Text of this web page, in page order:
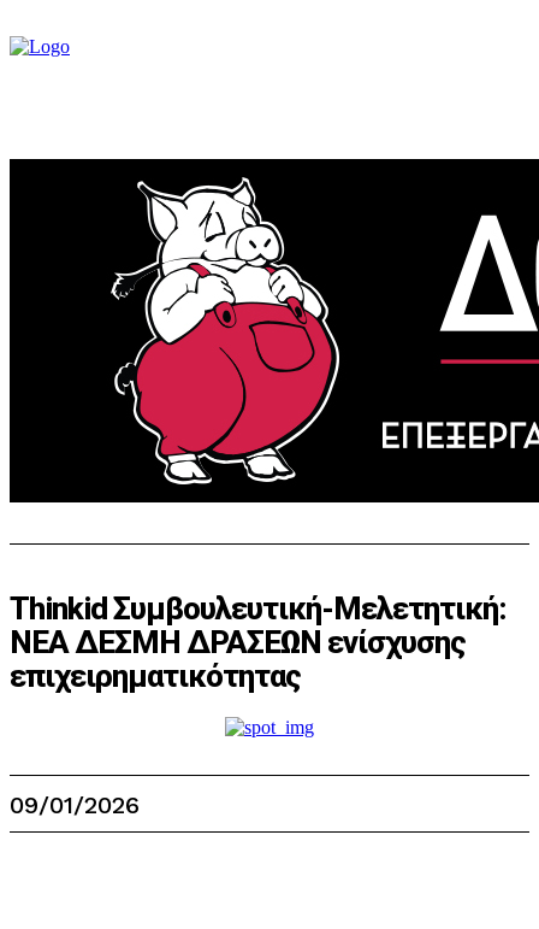
Thinkid Συμβουλευτική-Μελετητική:
ΝΕΑ ΔΕΣΜΗ ΔΡΑΣΕΩΝ ενίσχυσης
επιχειρηματικότητας
09/01/2026